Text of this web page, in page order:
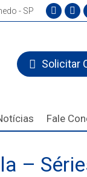
- SP
opens
in
new
in
Solicitar
Fale
–